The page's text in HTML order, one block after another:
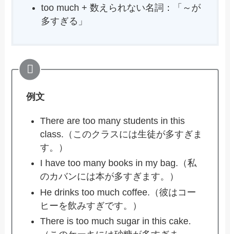
too much + 数えられない名詞：「～が
多すぎる」
例文
There are too many students in this
class.（このクラスには生徒が多すぎま
す。）
I have too many books in my bag.（私
のカバンには本が多すぎます。）
He drinks too much coffee.（彼はコー
ヒーを飲みすぎです。）
There is too much sugar in this cake.